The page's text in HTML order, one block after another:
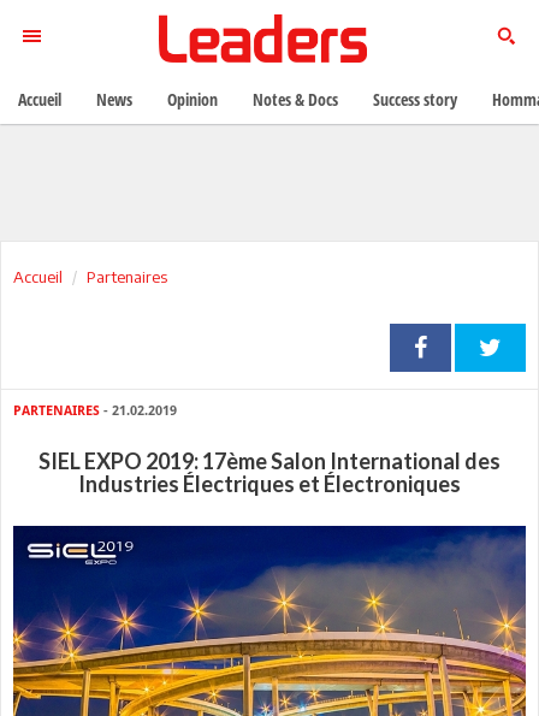
Accueil Partenaires
PARTENAIRES - 21.02.2019
SIEL EXPO 2019: 17ème Salon International des
Industries Électriques et Électroniques
Accueil News Opinion Notes & Docs Success story